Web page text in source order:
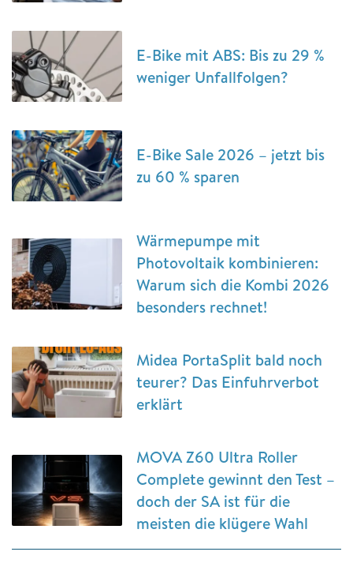
E-Bike mit ABS: Bis zu 29 %
weniger Unfallfolgen?
E-Bike Sale 2026 – jetzt bis
zu 60 % sparen
Wärmepumpe mit
Photovoltaik kombinieren:
Warum sich die Kombi 2026
besonders rechnet!
Midea PortaSplit bald noch
teurer? Das Einfuhrverbot
erklärt
MOVA Z60 Ultra Roller
Complete gewinnt den Test –
doch der SA ist für die
meisten die klügere Wahl